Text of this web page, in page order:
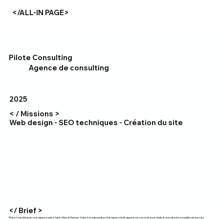
</ALL-IN PAGE>
Pilote Consulting
Agence de consulting
2025
< / Missions >
Web design - SEO techniques - Création du site
</ Brief >
Pilote Consulting estune agence web à Saint-Maloet Rennes. Suite à un rebranding, l'entreprise à fait appel à nos services pour réaliser une refonte complète de leur site